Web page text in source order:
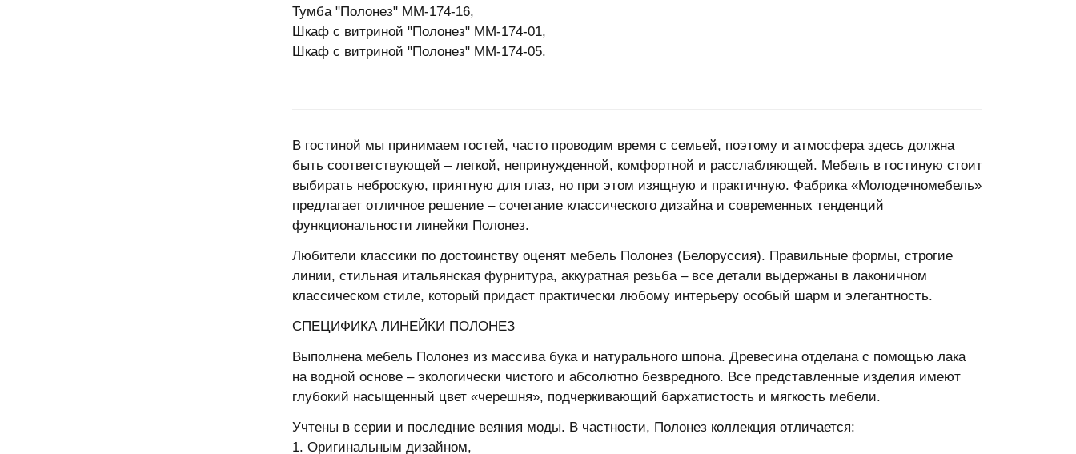
Тумба "Полонез" ММ-174-16,
Шкаф с витриной "Полонез" ММ-174-01,
Шкаф с витриной "Полонез" ММ-174-05.
В гостиной мы принимаем гостей, часто проводим время с семьей, поэтому и атмосфера здесь должна
быть соответствующей – легкой, непринужденной, комфортной и расслабляющей. Мебель в гостиную стоит
выбирать неброскую, приятную для глаз, но при этом изящную и практичную. Фабрика «Молодечномебель»
предлагает отличное решение – сочетание классического дизайна и современных тенденций
функциональности линейки Полонез.
Любители классики по достоинству оценят мебель Полонез (Белоруссия). Правильные формы, строгие
линии, стильная итальянская фурнитура, аккуратная резьба – все детали выдержаны в лаконичном
классическом стиле, который придаст практически любому интерьеру особый шарм и элегантность.
СПЕЦИФИКА ЛИНЕЙКИ ПОЛОНЕЗ
Выполнена мебель Полонез из массива бука и натурального шпона. Древесина отделана с помощью лака
на водной основе – экологически чистого и абсолютно безвредного. Все представленные изделия имеют
глубокий насыщенный цвет «черешня», подчеркивающий бархатистость и мягкость мебели.
Учтены в серии и последние веяния моды. В частности, Полонез коллекция отличается:
1. Оригинальным дизайном,